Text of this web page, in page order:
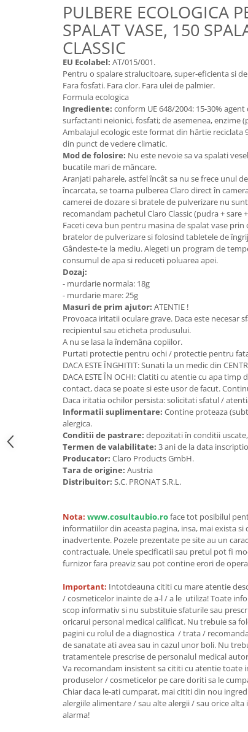
Produse din carne
Sosuri, Ketchup bio
Pudre si prafuri
Conserve, Pateuri, creme
Leguminoase si seminte
Fermenti si gelifianti
Produse din soia
Sare si inlocuitori
Produse care inlocuiesc carnea
Unt, alternativa unt
Dulceturi, gemuri, compoturi
Bomboane, Caramele si Jeleuri
Biscuiti si napolitane
Zahar si indulcitori
Guma de mestecat bio
Seminte, fructe uscate, samburi
Maioneza bio
Semipreparate
Specialitati si produse asiatice
PULBERE ECOLOGICA
SPALAT VASE, 150
CLASSIC
EU Ecolabel: AT/015/001.
Pentru o spalare stralucitoare, super-eficienta si
Fara fosfati. Fara clor. Fara ulei de palmier.
Formula ecologica
Ingrediente: conform UE 648/2004: 15-30%
surfactanti neionici, fosfati; de asemenea, enzime
Ambalajul ecologic este format din hârtie
din punct de vedere climatic.
Mod de folosire: Nu este nevoie sa va spalati
bucatile mari de mâncare.
Aranjati paharele, astfel încât sa nu se frece unul
încarcata, se toarna pulberea Claro direct în
camerei de dozare si bratele de pulverizare nu
recomandam pachetul Claro Classic (pudra + sare
Faceti ceva bun pentru masina de spalat vase
bratelor de pulverizare si folosind tabletele de
Gândeste-te la mediu. Alegeti un program de
consumul de apa si reduceti poluarea apei.
Dozaj:
- murdarie normala: 18g
- murdarie mare: 25g
Masuri de prim ajutor: ATENTIE !
Provoaca iritatii oculare grave. Daca este necesar
recipientul sau eticheta produsului.
A nu se lasa la îndemâna copiilor.
Purtati protectie pentru ochi / protectie pentru
DACA ESTE ÎNGHITIT: Sunati la un medic din
DACA ESTE ÎN OCHI: Clatiti cu atentie cu apa
contact, daca se poate si este usor de facut.
Daca iritatia ochilor persista: solicitati sfatul /
Informatii suplimentare: Contine proteaza
alergica.
Conditii de pastrare: depozitati în conditii
Termen de valabilitate: 3 ani de la data
Producator: Claro Products GmbH.
Tara de origine: Austria
Distribuitor: S.C. PRONAT S.R.L.
Nota: www.cosultaubio.roface tot posibilul
informatiilor din aceasta pagina, insa, mai exista
inadvertente. Pozele prezentate pe site au un
contractuale. Unele specificatii sau pretul pot fi
furnizor fara preaviz sau pot contine erori de
Important: Intotdeauna cititi cu mare atentie
/ cosmeticelor inainte de a-l / a le utiliza! Toate
scop informativ si nu substituie sfaturile sau
oricarui personal medical calificat. Nu trebuie sa
pagini cu rolul de a diagnostica / trata /
de sanatate ati avea sau in cazul unor boli. Nu
tratamentele prescrise de personalul medical
Va recomandam insistent sa cititi cu atentie toate
produselor / cosmeticelor pe care doriti sa le
Chiar daca le-ati cumparat, mai cititi din nou
alergiile alimentare / sau alte alergii / sau orice
alarma!